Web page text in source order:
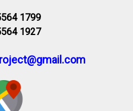
1799
1927